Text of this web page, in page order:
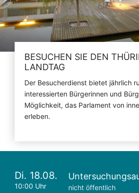
BESUCHEN SIE DEN
LANDTAG
Der Besucherdienst bietet jährlich
interessierten Bürgerinnen und
Möglichkeit, das Parlament von
erleben.
Di. 18.08.
10:00 Uhr nicht öffentlich